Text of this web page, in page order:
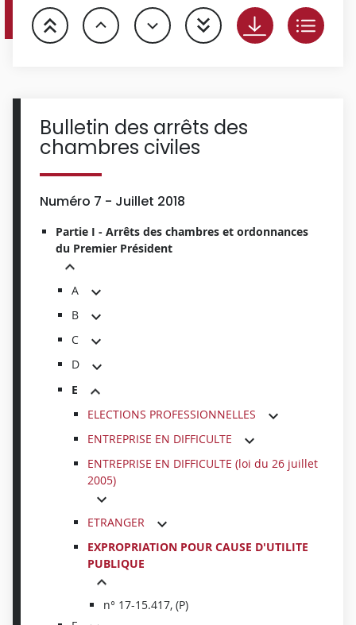
Bulletin des arrêts des
chambres civiles
Numéro 7 - Juillet 2018
Partie I - Arrêts des chambres et ordonnances
du Premier Président
A
B
C
D
E
ELECTIONS PROFESSIONNELLES
ENTREPRISE EN DIFFICULTE
ENTREPRISE EN DIFFICULTE (loi du 26 juillet
2005)
ETRANGER
EXPROPRIATION POUR CAUSE D'UTILITE
PUBLIQUE
n° 17-15.417, (P)